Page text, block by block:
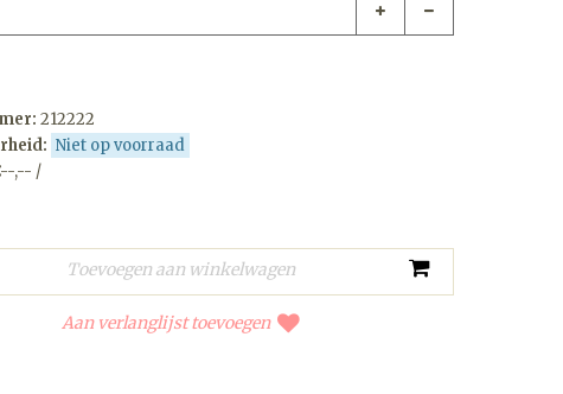
212222
Niet op voorraad
,-- /
Aan verlanglijst toevoegen